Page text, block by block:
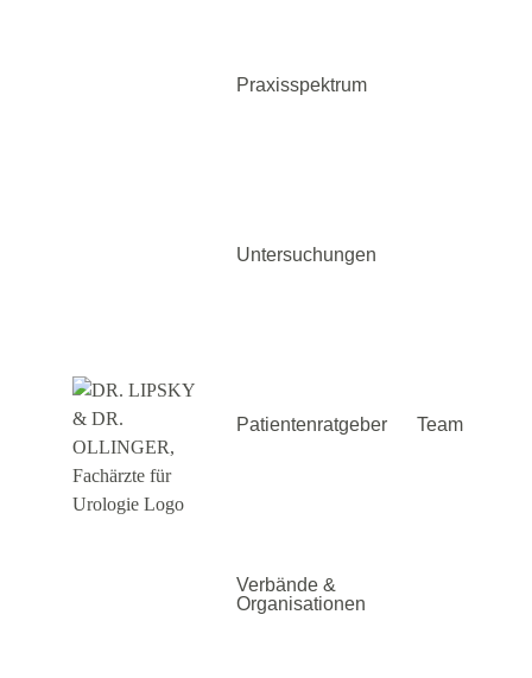
Praxisspektrum
Untersuchungen
Patientenratgeber Team
Verbände &
Organisationen